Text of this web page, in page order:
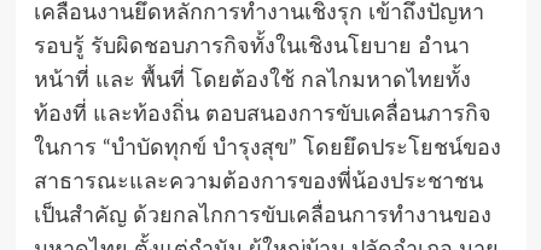
เคลื่อนงานยึดหลักการทำงานเชิงรุก เข้าถึงปัญหา
รอบรู้ รับผิดชอบภารกิจทั้งในเชิงนโยบาย อำนา
หน้าที่ และ พื้นที่ โดยต้องใช้ กลไกมหาดไทยทั้ง
ท้องที่ และท้องถิ่น ตอบสนองการขับเคลื่อนภารกิจ
ในการ “บำบัดทุกข์ บำรุงสุข” โดยยึดประโยชน์ของ
สาธารณะและความต้องการของพี่น้องประชาชน
เป็นสำคัญ ด้วยกลไกการขับเคลื่อนการทำงานของ